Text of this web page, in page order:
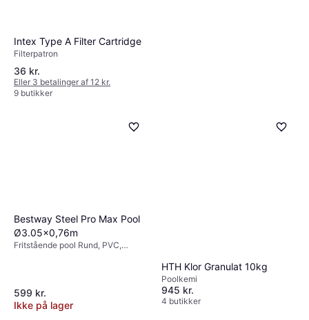
Intex Type A Filter Cartridge
Filterpatron
36 kr.
Eller 3 betalinger af 12 kr.
9 butikker
Bestway Steel Pro Max Pool
Ø3.05x0,76m
Fritstående pool Rund, PVC,
599 kr.
Ikke på lager
HTH Klor Granulat 10kg
Poolkemi
945 kr.
4 butikker